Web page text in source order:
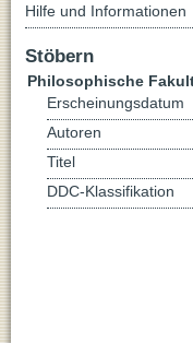
Hilfe und Informationen
Stöbern
Philosophische
Erscheinungsdatum
Autoren
Titel
DDC-Klassifikation